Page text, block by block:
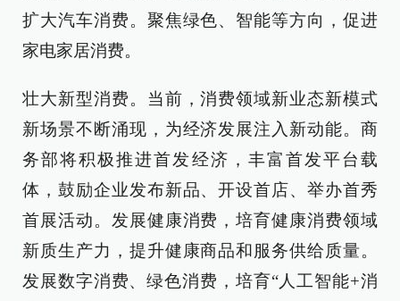
扩大汽车消费。聚焦绿色、智能等方向，促进
家电家居消费。
壮大新型消费。当前，消费领域新业态新模式
新场景不断涌现，为经济发展注入新动能。商
务部将积极推进首发经济，丰富首发平台载
体，鼓励企业发布新品、开设首店、举办首秀
首展活动。发展健康消费，培育健康消费领域
新质生产力，提升健康商品和服务供给质量。
发展数字消费、绿色消费，培育“人工智能+消